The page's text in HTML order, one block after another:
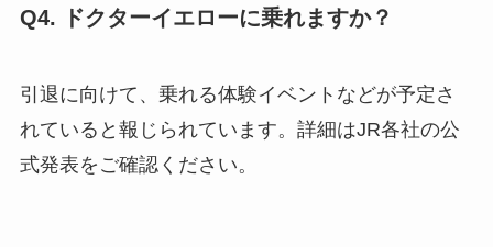
Q4. ドクターイエローに乗れますか？
引退に向けて、乗れる体験イベントなどが予定さ
れていると報じられています。詳細はJR各社の公
式発表をご確認ください。